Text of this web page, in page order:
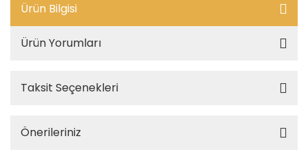
Ürün Bilgisi
Ürün Yorumları
Taksit Seçenekleri
Önerileriniz